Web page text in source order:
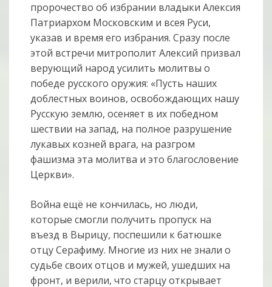
пророчество об избрании владыки Алексия
Патриархом Московским и всея Руси,
указав и время его избрания. Сразу после
этой встречи митрополит Алексий призвал
верующий народ усилить молитвы о
победе русского оружия: «Пусть наших
доблестных воинов, освобождающих нашу
Русскую землю, осеняет в их победном
шествии на запад, на полное разрушение
лукавых козней врага, на разгром
фашизма эта молитва и это благословение
Церкви».
Война ещё не кончилась, но люди,
которые смогли получить пропуск на
въезд в Вырицу, поспешили к батюшке
отцу Серафиму. Многие из них не знали о
судьбе своих отцов и мужей, ушедших на
фронт, и верили, что старцу открывает